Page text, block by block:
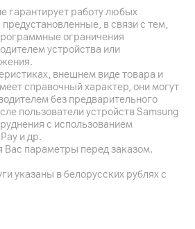
получили корпус из матового
— лёгкого и прочного
обеспечивающего лучшую
всех iPhone. Задняя панель с
пространство для
увеличенную батарею.
по периметру корпуса,
антенную систему в
+ 48 Мп (ультра
(телефото); сканер LiDAR (для
гарантирует работу любых
в связи с тем,
ограничения
устройства или
внешнем виде товара и
справочный характер, они могут
без предварительного
пользователи устройств Samsung
с использованием
и др.
Вас параметры перед заказом.
указаны в белорусских рублях с